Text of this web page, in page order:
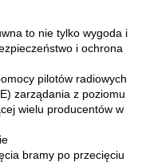
to nie tylko wygoda i
i ochrona
pilotów radiowych
zarządania z poziomu
wielu producentów w
bramy po przecięciu